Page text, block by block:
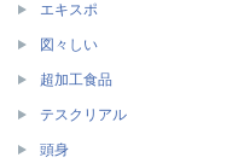
エキスポ
図々しい
超加工食品
テスクリアル
頭身